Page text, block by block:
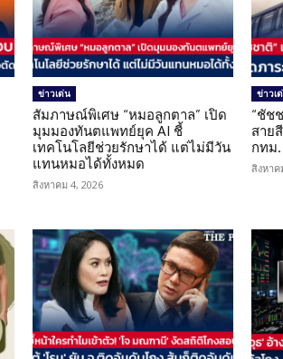
ข่าวเด่น
สัมภาษณ์พิเศษ “หมอลูกตาล” เปิด
มุมมองทันตแพทย์ยุค AI ชี้
เทคโนโลยีช่วยรักษาได้ แต่ไม่มีวัน
แทนหมอได้ทั้งหมด
สิงหาคม 4, 2026
ข่าวเ
“ชัช
สาย
กทม
สิงหาค